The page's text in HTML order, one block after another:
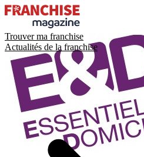
Trouver ma franchise
Actualités de la franchise